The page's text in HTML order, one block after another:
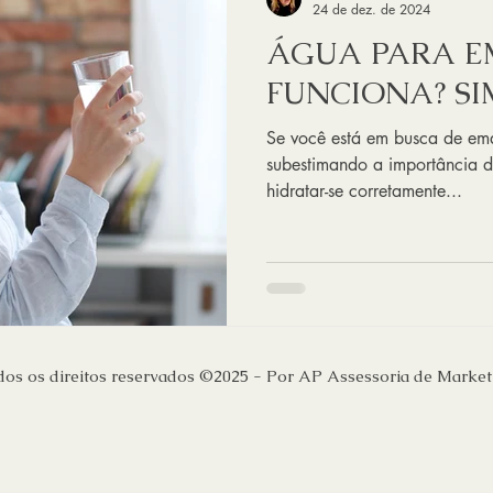
ÁGUA PARA
FUNCIONA?
Se você está em busca de
subestimando a importância
hidratar-se corretamente...
24 de dez. de 2024
os direitos reservados ©2025 - Por AP Assessoria de